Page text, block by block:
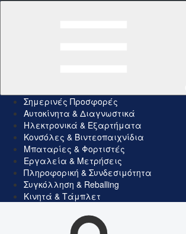
Σημερινές Προσφορές
Αυτοκίνητα & Διαγνωστικά
Ηλεκτρονικά & Εξαρτήματα
Κονσόλες & Βιντεοπαιχνίδια
Μπαταρίες & Φορτιστές
Εργαλεία & Μετρήσεις
Πληροφορική & Συνδεσιμότητα
Συγκόλληση & Reballing
Κινητά & Τάμπλετ